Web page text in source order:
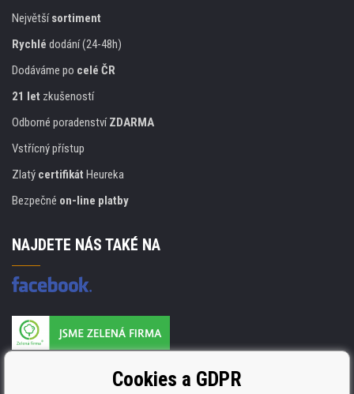
Největšísortiment
Rychlé dodání (24-48h)
Dodáváme po celé ČR
21 let zkušeností
Odborné poradenstvíZDARMA
Vstřícný přístup
Zlatý certifikát Heureka
Bezpečné on-line platby
NAJDETE NÁS TAKÉ NA
ISO 9001. ISO 14001 a STMC.Cookies a GDPR